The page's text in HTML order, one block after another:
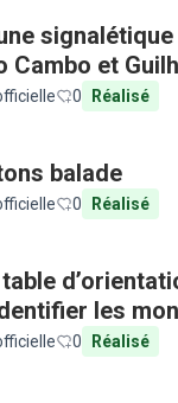
Cambo et
0 Réalisé
balade
0 Réalisé
les
0 Réalisé